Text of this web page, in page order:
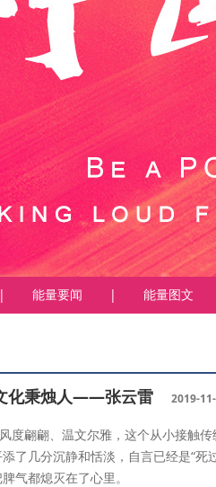
| 能量要闻 | 能量图文
化秉烛人——张云雷 2019-
度翩翩、温文尔雅，这个从小接触
了几分沉静和恬淡，自言已经是“死
气都熄灭在了心里。